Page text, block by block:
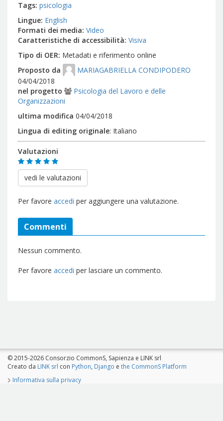
Tags psicologia
Lingue English
Formati dei media Video
Caratteristiche di accessibilità Visiva
Tipo di OER Metadati e riferimento online
Proposto da
MARIAGABRIELLA CONDIPODERO
04/04/2018
nel progetto
Psicologia del Lavoro e delle
Organizzazioni
ultima modifica 04/04/2018
Lingua di editing originale: Italiano
Valutazioni
vedi le valutazioni
Per favore accedi per aggiungere una valutazione.
Commenti
Nessun commento.
Per favore accedi per lasciare un commento.
© 2015-2026 Consorzio CommonS, Sapienza e LINK srl
Creato da LINK srl con Python, Django e the CommonS Platform
Informativa sulla privacy